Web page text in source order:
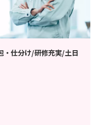
・仕分け/研修充実/土日